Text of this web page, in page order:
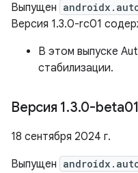
Выпущен
Версия 1.3.0-rc01
В этом выпуске
стабилизации.
Версия 1.3.0-beta01
18 сентября 2024 г.
Выпущен